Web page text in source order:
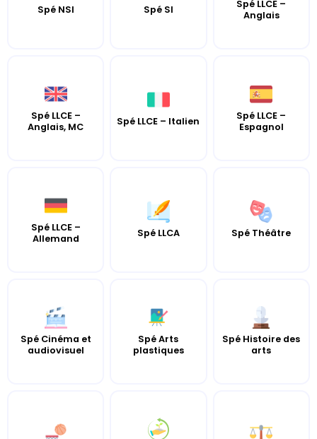
Spé NSI Spé SI
Spé LLCE –
Anglais
Spé LLCE –
Anglais, MC
Spé LLCE – Italien
Spé LLCE –
Espagnol
Spé LLCE –
Allemand
Spé LLCA Spé Théâtre
Spé Cinéma et
audiovisuel
Spé Arts
plastiques
Spé Histoire des
arts